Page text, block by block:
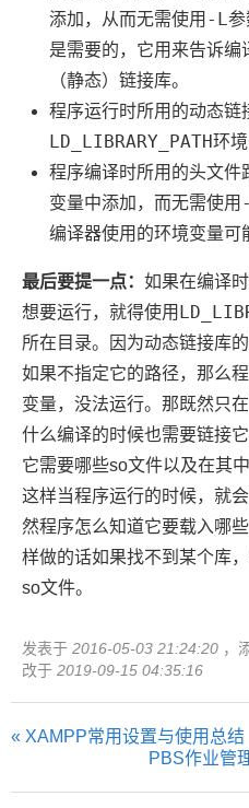
添加，从而无需使用 -L参
是需要的，它用来告诉
（静态）链接库。
程序运行时所用的动态链
LD_LIBRARY_PATH环
程序编译时所用的头文件
变量中添加，而无需使用
编译器使用的环境变量可
最后要提一点： 如果在编译
想要运行，就得使用
所在目录。因为动态链接库
如果不指定它的路径，那么
变量，没法运行。那既然只
什么编译的时候也需要链接
它需要哪些so文件以及在其
这样当程序运行的时候，就
然程序怎么知道它要载入哪
样做的话如果找不到某个库
so文件。
发表于 2016-05-03 21:24:20 ，
改于 2019-09-15 04:35:16
« XAMPP常用设置与使用总结
PBS作业管